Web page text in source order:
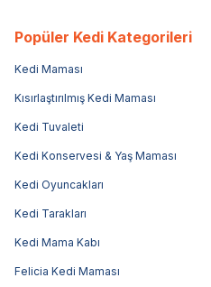
Popüler Kedi Kategorileri
Kedi Maması
Kısırlaştırılmış Kedi Maması
Kedi Tuvaleti
Kedi Konservesi & Yaş Maması
Kedi Oyuncakları
Kedi Tarakları
Kedi Mama Kabı
Felicia Kedi Maması